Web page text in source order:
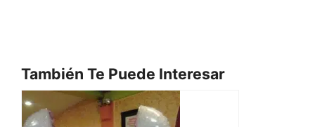
También Te Puede Interesar